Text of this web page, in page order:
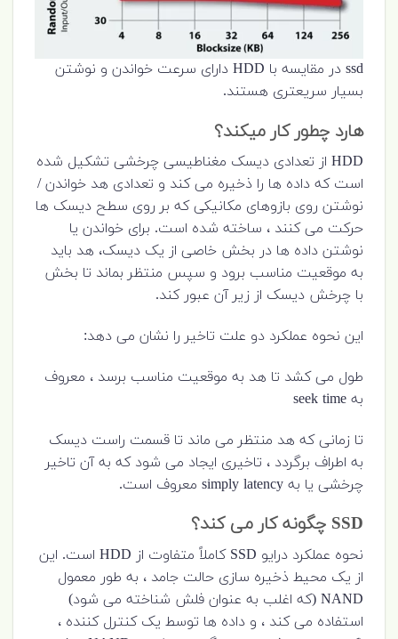
ssd در مقایسه با HDD دارای سرعت خواندن و نوشتن
بسیار سریعتری هستند.
هارد چطور کار میکند؟
HDD از تعدادی دیسک مغناطیسی چرخشی تشکیل شده
است که داده ها را ذخیره می کند و تعدادی هد خواندن /
نوشتن روی بازوهای مکانیکی که بر روی سطح دیسک ها
حرکت می کنند ، ساخته شده است. برای خواندن یا
نوشتن داده ها در بخش خاصی از یک دیسک، هد باید
به موقعیت مناسب برود و سپس منتظر بماند تا بخش
با چرخش دیسک از زیر آن عبور کند.
این نحوه عملکرد دو علت تاخیر را نشان می دهد:
طول می کشد تا هد به موقعیت مناسب برسد ، معروف
به seek time
تا زمانی که هد منتظر می ماند تا قسمت راست دیسک
به اطراف برگردد ، تاخیری ایجاد می شود که به آن تاخیر
چرخشی یا به simply latency معروف است.
SSD چگونه کار می کند؟
نحوه عملکرد درایو SSD کاملاً متفاوت از HDD است. این
از یک محیط ذخیره سازی حالت جامد ، به طور معمول
NAND (که اغلب به عنوان فلش شناخته می شود)
استفاده می کند ، و داده ها توسط یک کنترل کننده ،